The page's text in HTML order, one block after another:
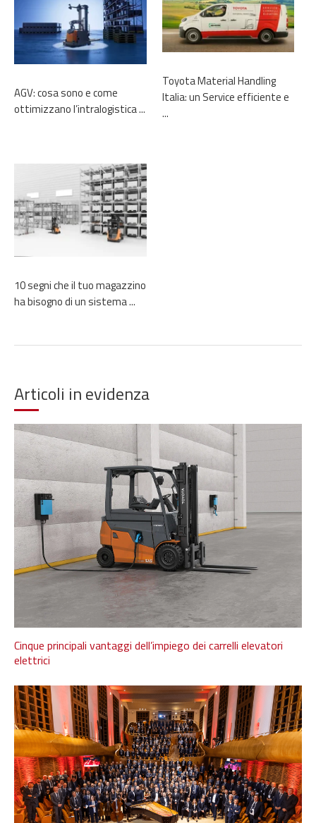
AGV: cosa sono e come
ottimizzano l’intralogistica ...
Toyota Material Handling
Italia: un Service efficiente e
...
10 segni che il tuo magazzino
ha bisogno di un sistema ...
Articoli in evidenza
Cinque principali vantaggi dell’impiego dei carrelli elevatori
elettrici